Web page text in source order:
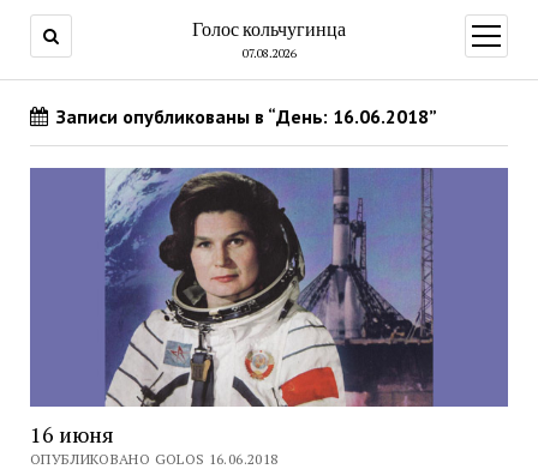
Голос кольчугинца
07.08.2026
меню
Записи опубликованы в “День: 16.06.2018”
16 июня
ОПУБЛИКОВАНО GOLOS 16.06.2018